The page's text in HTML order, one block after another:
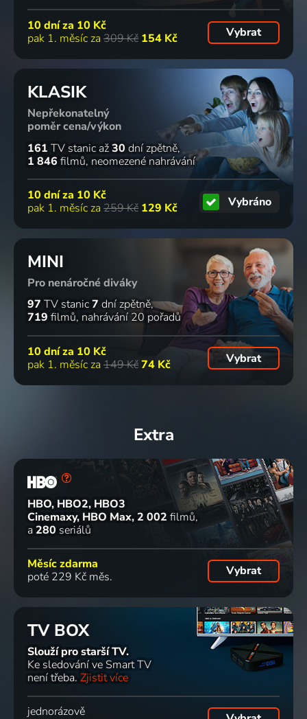
10 dní za 10 Kč
pak 1. měsíc za 309 Kč 154 Kč Vybrat
KLASIK
Nepřekonatelný
poměr cena/výkon
161 TV stanic až30 dní zpětně
1 846 filmů neomezené nahrávání
10 dní za 10 Kč
pak 1. měsíc za 259 Kč 129 Kč Vybráno
MINI
Pro nenáročné diváky
97 TV stanic7 dní zpětně
719 filmů nahrávání 20 pořadů
10 dní za 10 Kč
pak 1. měsíc za 149 Kč74 Kč Vybrat
Extra
HBO, HBO2, HBO3
Cinemaxy, HBO Max 2 002 filmů
a 280 seriálů
Měsíc zdarma
poté 229 Kč měs.
Vybrat
TV BOX
Slouží pro starší TV.
Ke sledování ve Smart TV
není třeba. Zjistit více
jednorázově